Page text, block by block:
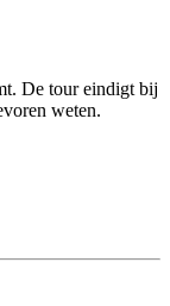
De tour eindigt bij
weten.